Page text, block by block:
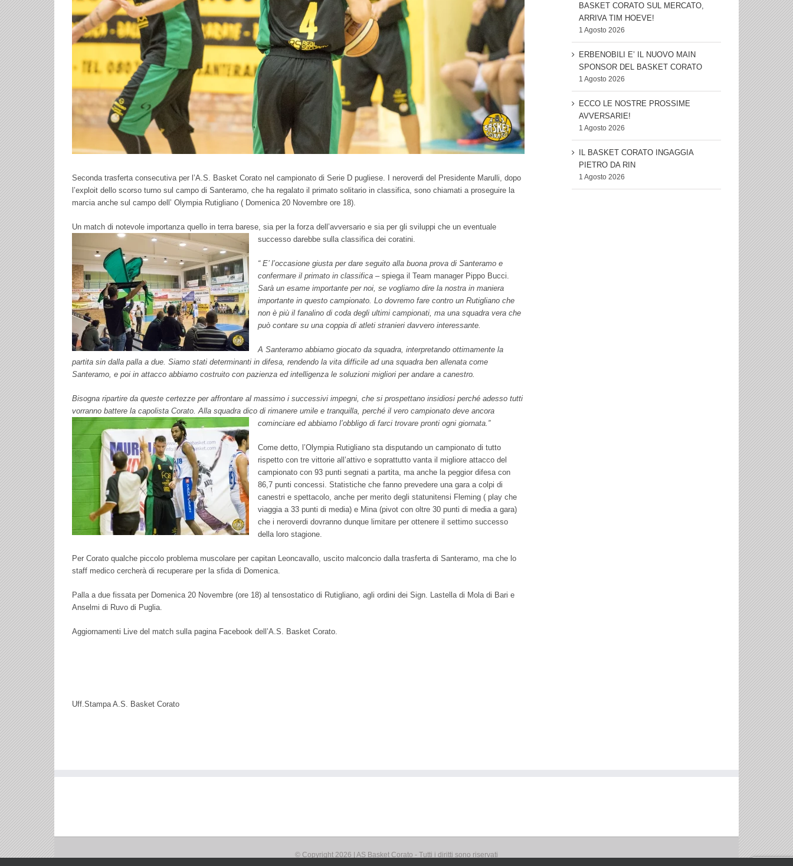
Seconda trasferta consecutiva per l’A.S. Basket Corato nel campionato di Serie D pugliese. I neroverdi del Presidente Marulli, dopo
l’exploit dello scorso turno sul campo di Santeramo, che ha regalato il primato solitario in classifica, sono chiamati a proseguire la
marcia anche sul campo dell’ Olympia Rutigliano ( Domenica 20 Novembre ore 18).
Un match di notevole importanza quello in terra barese, sia per la forza dell’avversario e sia per gli sviluppi che un eventuale
successo darebbe sulla classifica dei coratini.
“ E’ l’occasione giusta per dare seguito alla buona prova di Santeramo e
confermare il primato in classifica – spiega il Team manager Pippo Bucci.
Sarà un esame importante per noi, se vogliamo dire la nostra in maniera
importante in questo campionato. Lo dovremo fare contro un Rutigliano che
non è più il fanalino di coda degli ultimi campionati, ma una squadra vera che
può contare su una coppia di atleti stranieri davvero interessante.
A Santeramo abbiamo giocato da squadra, interpretando ottimamente la
partita sin dalla palla a due. Siamo stati determinanti in difesa, rendendo la vita difficile ad una squadra ben allenata come
Santeramo, e poi in attacco abbiamo costruito con pazienza ed intelligenza le soluzioni migliori per andare a canestro.
Bisogna ripartire da queste certezze per affrontare al massimo i successivi impegni, che si prospettano insidiosi perché adesso tutti
vorranno battere la capolista Corato. Alla squadra dico di rimanere umile e tranquilla, perché il vero campionato deve ancora
cominciare ed abbiamo l’obbligo di farci trovare pronti ogni giornata.”
Come detto, l’Olympia Rutigliano sta disputando un campionato di tutto
rispetto con tre vittorie all’attivo e soprattutto vanta il migliore attacco del
campionato con 93 punti segnati a partita, ma anche la peggior difesa con
86,7 punti concessi. Statistiche che fanno prevedere una gara a colpi di
canestri e spettacolo, anche per merito degli statunitensi Fleming ( play che
viaggia a 33 punti di media) e Mina (pivot con oltre 30 punti di media a gara)
che i neroverdi dovranno dunque limitare per ottenere il settimo successo
della loro stagione.
Per Corato qualche piccolo problema muscolare per capitan Leoncavallo, uscito malconcio dalla trasferta di Santeramo, ma che lo
staff medico cercherà di recuperare per la sfida di Domenica.
Palla a due fissata per Domenica 20 Novembre (ore 18) al tensostatico di Rutigliano, agli ordini dei Sign. Lastella di Mola di Bari e
Anselmi di Ruvo di Puglia.
Aggiornamenti Live del match sulla pagina Facebook dell’A.S. Basket Corato.
Uff.Stampa A.S. Basket Corato
BASKET CORATO SUL MERCATO,
ARRIVA TIM HOEVE!
1 Agosto 2026
ERBENOBILI E’ IL NUOVO MAIN
SPONSOR DEL BASKET CORATO
1 Agosto 2026
ECCO LE NOSTRE PROSSIME
AVVERSARIE!
1 Agosto 2026
IL BASKET CORATO INGAGGIA
PIETRO DA RIN
1 Agosto 2026
© Copyright 2026 | AS Basket Corato - Tutti i diritti sono riservati